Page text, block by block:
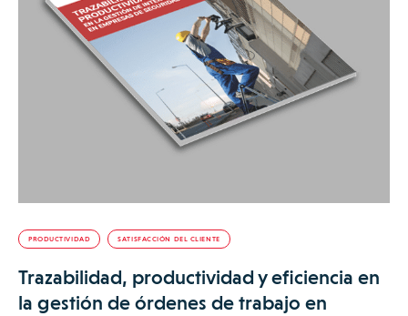
PRODUCTIVIDAD SATISFACCIÓN DEL CLIENTE
Trazabilidad, productividad y eficiencia en
la gestión de órdenes de trabajo en